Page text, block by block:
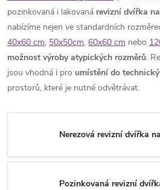
pozinkovaná i lakovaná revizní dvířka
nabízíme nejen ve standardních
40x60 cm, 50x50cm, 60x60 cm nebo
možnost výroby atypických rozměrů.
jsou vhodná i pro umístění do
prostorů, které je nutné odvětrávat.
Nerezová revizní dvířka
Pozinkovaná revizní